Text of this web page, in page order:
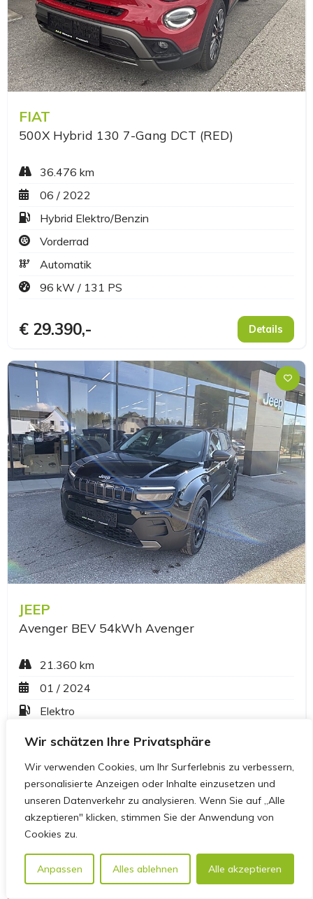
Wir schätzen Ihre Privatsphäre
Wir verwenden Cookies, um Ihr Surferlebnis zu verbessern,
personalisierte Anzeigen oder Inhalte einzusetzen und
unseren Datenverkehr zu analysieren. Wenn Sie auf „Alle
akzeptieren" klicken, stimmen Sie der Anwendung von
Cookies zu.
Anpassen Alles ablehnen Alle akzeptieren